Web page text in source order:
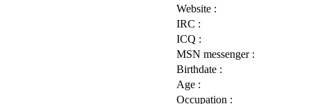
Website :
IRC :
ICQ :
MSN messenger :
Birthdate :
Age :
Occupation :